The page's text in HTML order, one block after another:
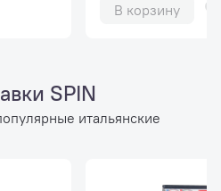
В корзину
SPIN
итальянские